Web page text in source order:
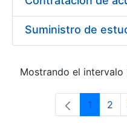
Mostrando el intervalo
Página
1 2